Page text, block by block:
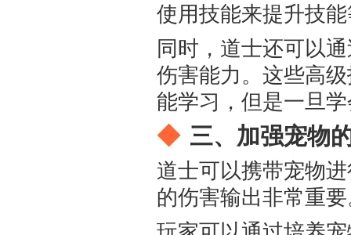
使用技能来提升技
同时，道士还可以
伤害能力。这些高
能学习，但是一旦
三、加强宠物
道士可以携带宠物
的伤害输出非常重